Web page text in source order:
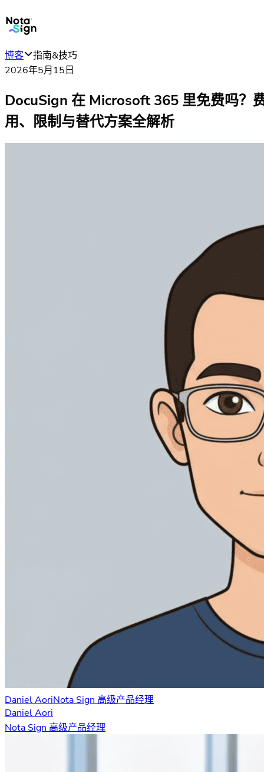
博客
指南&技巧
2026年5月15日
DocuSign 在 Microsoft 365 里免费吗？
用、限制与替代方案全解析
Daniel AoriNota Sign 高级产品经理
Daniel Aori
Nota Sign 高级产品经理